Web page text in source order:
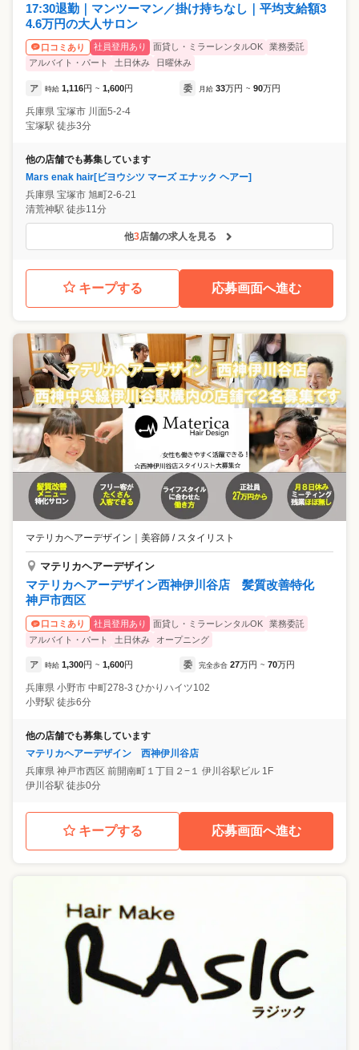
17:30退勤｜マンツーマン／掛け持ちなし｜平均支給額3
4.6万円の大人サロン
口コミあり 社員登用あり 面貸し・ミラーレンタルOK
業務委託
アルバイト・パート
土日休み 日曜休み
ア 時給 1,116円 ~ 1,600円 委 月給 33万円 ~ 90万円
兵庫県 宝塚市 川面5-2-4
宝塚駅 徒歩3分
他の店舗でも募集しています
Mars enak hair[ビヨウシツ マーズ エナック ヘアー]
兵庫県 宝塚市 旭町2-6-21
清荒神駅 徒歩11分
他3店舗の求人を見る
キープする 応募画面へ進む
マテリカヘアーデザイン 美容師 / スタイリスト
マテリカヘアーデザイン
マテリカヘアーデザイン西神伊川谷店 髪質改善特化
神戸市西区
口コミあり 社員登用あり 面貸し・ミラーレンタルOK
業務委託
アルバイト・パート
土日休み オープニング
ア 時給 1,300円 ~ 1,600円 委 完全歩合 27万円 ~ 70万円
兵庫県 小野市 中町278-3 ひかりハイツ102
小野駅 徒歩6分
他の店舗でも募集しています
マテリカヘアーデザイン 西神伊川谷店
兵庫県 神戸市西区 前開南町１丁目２−１ 伊川谷駅ビル 1F
伊川谷駅 徒歩0分
キープする 応募画面へ進む